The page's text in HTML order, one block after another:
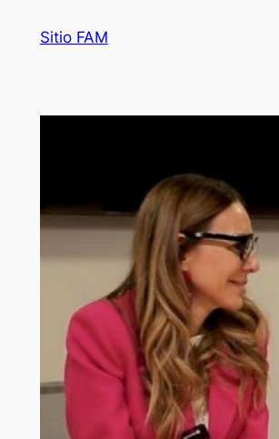
Sitio FAM